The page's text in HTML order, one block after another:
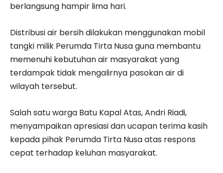
berlangsung hampir lima hari.
Distribusi air bersih dilakukan menggunakan mobil
tangki milik Perumda Tirta Nusa guna membantu
memenuhi kebutuhan air masyarakat yang
terdampak tidak mengalirnya pasokan air di
wilayah tersebut.
Salah satu warga Batu Kapal Atas, Andri Riadi,
menyampaikan apresiasi dan ucapan terima kasih
kepada pihak Perumda Tirta Nusa atas respons
cepat terhadap keluhan masyarakat.